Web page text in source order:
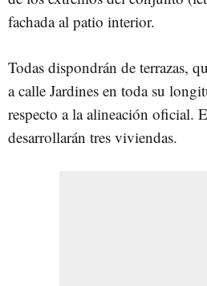
fachada al patio interior.
Todas dispondrán de terrazas,
a calle Jardines en toda su
respecto a la alineación oficial.
desarrollarán tres viviendas.